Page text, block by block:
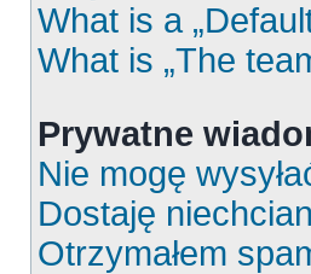
What is a
What is „The
Prywatne
Nie mogę
Dostaję
Otrzymałem